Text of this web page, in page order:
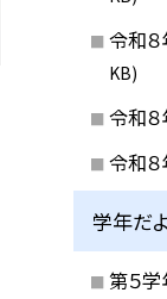
令和
KB)
令和
令和
学年だ
第５